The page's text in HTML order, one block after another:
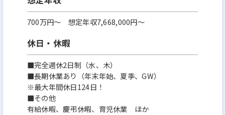
700万円〜 想定年収7,668,000円～
休日・休暇
■完全週休2日制（水、木）
■長期休業あり（年末年始、夏季、GW）
※最大年間休日124日！
■その他
有給休暇、慶弔休暇、育児休業 ほか